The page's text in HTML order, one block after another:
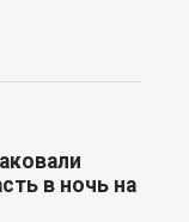
в ночь на